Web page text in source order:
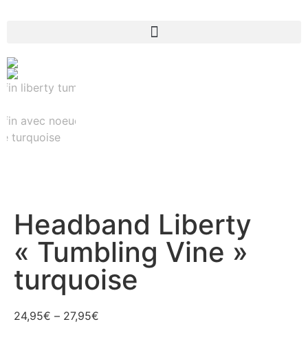
Headband Liberty
« Tumbling Vine »
turquoise
24,95€ – 27,95€